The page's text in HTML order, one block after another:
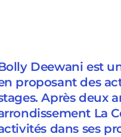
Deewani est
proposant des
Après deux
La
dans ses